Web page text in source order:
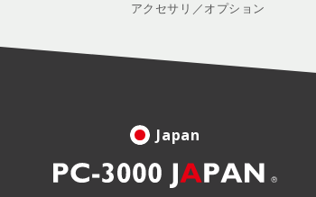
アクセサリ／オプション
Japan